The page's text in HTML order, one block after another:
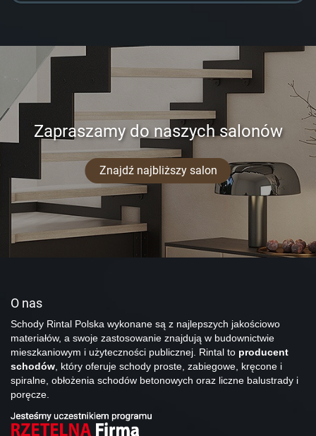
Zapraszamy do naszych salonów
Znajdź najbliższy salon
O nas
Schody Rintal Polska wykonane są z najlepszych jakościowo
materiałów, a swoje zastosowanie znajdują w budownictwie
mieszkaniowym i użyteczności publicznej. Rintal to producent
schodów , który oferuje schody proste, zabiegowe, kręcone i
spiralne, obłożenia schodów betonowych oraz liczne balustrady i
poręcze.